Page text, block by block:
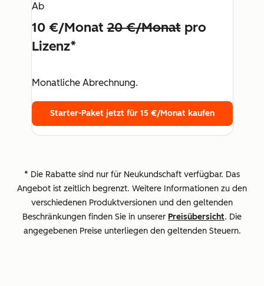
Ab
10 €/Monat20 €/Monatpro
Lizenz*
Monatliche Abrechnung.
Starter-Paket jetzt für 15 €/Monat kaufen
* Die Rabatte sind nur für Neukundschaft verfügbar. Das
Angebot ist zeitlich begrenzt. Weitere Informationen zu den
verschiedenen Produktversionen und den geltenden
Beschränkungen finden Sie in unserer Preisübersicht. Die
angegebenen Preise unterliegen den geltenden Steuern.